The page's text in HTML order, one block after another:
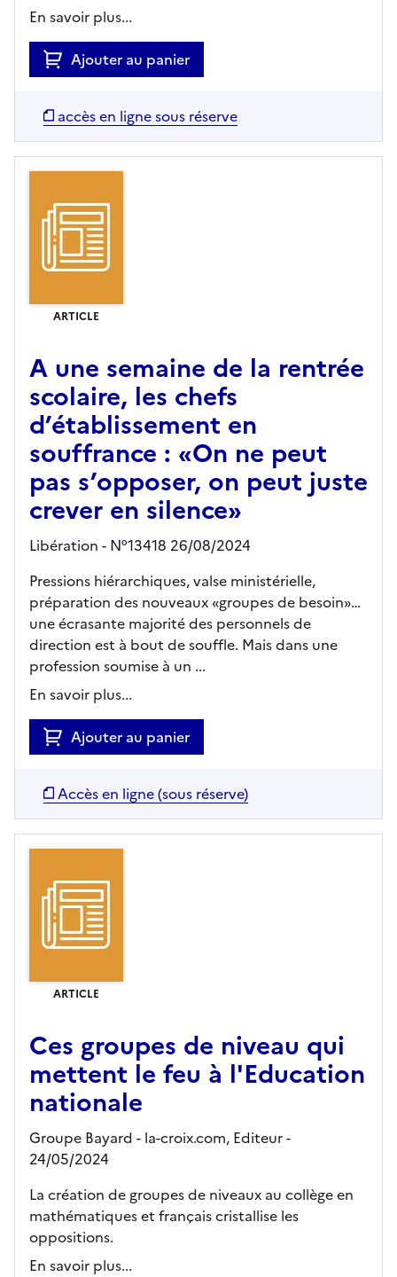
En savoir plus...
Ajouter au panier
accès en ligne sous réserve
ARTICLE
A une semaine de la rentrée
scolaire, les chefs
d’établissement en
souffrance : «On ne peut
pas s’opposer, on peut juste
crever en silence»
Libération - N°13418 26/08/2024
Pressions hiérarchiques, valse ministérielle,
préparation des nouveaux «groupes de besoin»…
une écrasante majorité des personnels de
direction est à bout de souffle. Mais dans une
profession soumise à un ...
En savoir plus...
Ajouter au panier
Accès en ligne (sous réserve)
ARTICLE
Ces groupes de niveau qui
mettent le feu à l'Education
nationale
Groupe Bayard - la-croix.com, Editeur-
24/05/2024
La création de groupes de niveaux au collège en
mathématiques et français cristallise les
oppositions.
En savoir plus...